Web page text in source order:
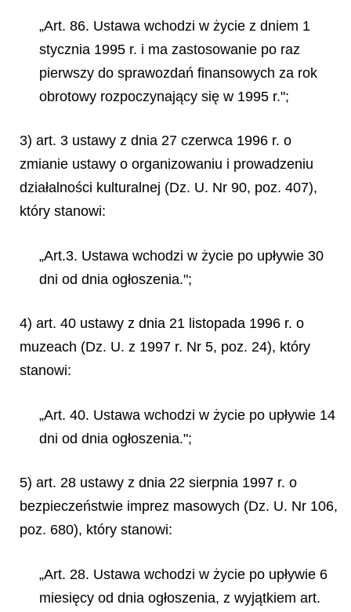
„Art. 86. Ustawa wchodzi w życie z dniem 1
stycznia 1995 r. i ma zastosowanie po raz
pierwszy do sprawozdań finansowych za rok
obrotowy rozpoczynający się w 1995 r.";
3) art. 3 ustawy z dnia 27 czerwca 1996 r. o
zmianie ustawy o organizowaniu i prowadzeniu
działalności kulturalnej (Dz. U. Nr 90, poz. 407),
który stanowi:
„Art.3. Ustawa wchodzi w życie po upływie 30
dni od dnia ogłoszenia.";
4) art. 40 ustawy z dnia 21 listopada 1996 r. o
muzeach (Dz. U. z 1997 r. Nr 5, poz. 24), który
stanowi:
„Art. 40. Ustawa wchodzi w życie po upływie 14
dni od dnia ogłoszenia.";
5) art. 28 ustawy z dnia 22 sierpnia 1997 r. o
bezpieczeństwie imprez masowych (Dz. U. Nr 106,
poz. 680), który stanowi:
„Art. 28. Ustawa wchodzi w życie po upływie 6
miesięcy od dnia ogłoszenia, z wyjątkiem art.